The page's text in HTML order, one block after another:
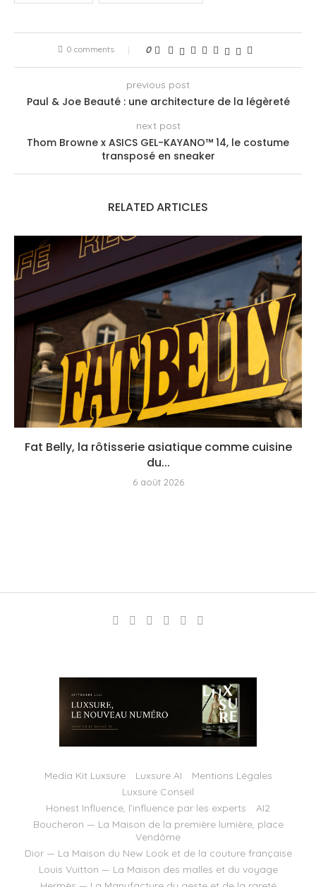
0 comments 0
previous post
Paul & Joe Beauté : une architecture de la légèreté
next post
Thom Browne x ASICS GEL-KAYANO™ 14, le costume
transposé en sneaker
RELATED ARTICLES
Fat Belly, la rôtisserie asiatique comme cuisine
du...
6 août 2026
Media Kit Luxsure Luxsure AI
Mentions Légales
Luxsure Conseil
Honest Influence, l’influence par les experts
AI2
Boucheron — La Maison de la première lumière, place
Vendôme
Dior — La Maison du New Look et de la couture française
Louis Vuitton — La Maison des malles et du voyage